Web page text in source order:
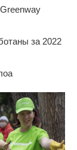
за 2022